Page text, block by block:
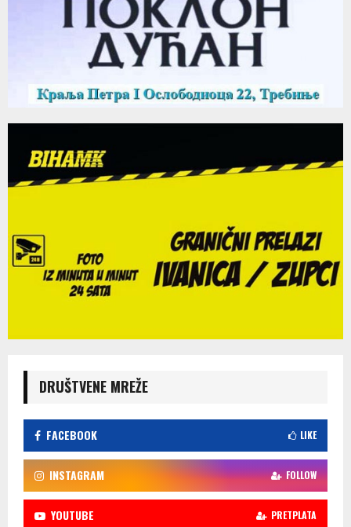
DRUŠTVENE MREŽE
FACEBOOK LIKE
INSTAGRAM FOLLOW
YOUTUBE PRETPLATA